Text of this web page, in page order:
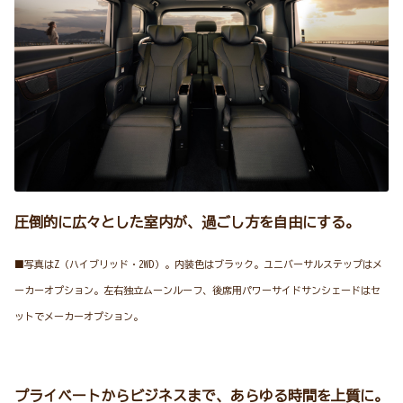
圧倒的に広々とした室内が、過ごし方を自由にする。
■写真はZ（ハイブリッド・2WD）。内装色はブラック。ユニバーサルステップはメ
ーカーオプション。左右独立ムーンルーフ、後席用パワーサイドサンシェードはセ
ットでメーカーオプション。
プライベートからビジネスまで、あらゆる時間を上質に。